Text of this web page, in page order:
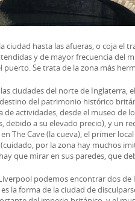
ciudad hasta las afueras, o coja
y de mayor frecuencia del
puerto. Se trata de la zona más
ciudades del norte de Inglaterra,
del patrimonio histórico
de actividades, desde el museo de
debido a su elevado precio), y un
The Cave (la cueva), el primer
por la zona hay muchos
que mirar en sus paredes, que
podemos encontrar dos
la forma de la ciudad de